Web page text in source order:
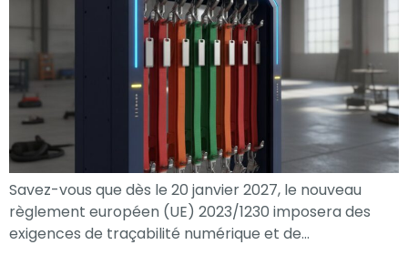
Savez-vous que dès le 20 janvier 2027, le nouveau
règlement européen (UE) 2023/1230 imposera des
exigences de traçabilité numérique et de…
facultatifs. Ils
sont
nécessaires au
fonctionnement
du site Web.
Statistiques
Afin que nous